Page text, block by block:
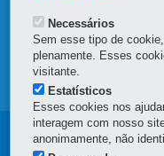
MAPA DO SITE
OUVIDORIA
Necessários
Sem esse tipo de
plenamente. Esses
visitante.
Estatísticos
Esses cookies nos
interagem com nosso
anonimamente, não